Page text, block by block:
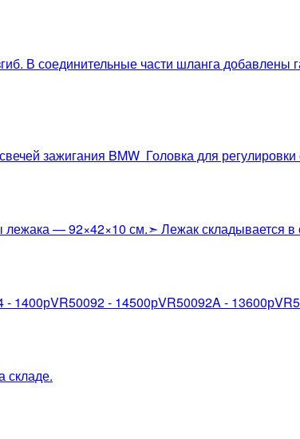
В соединительные части шланга добавлены
зажигания BMW Головка для
— 92×42×10 см.➣ Лежак складывается
- 14500рVR50092A -
складе.